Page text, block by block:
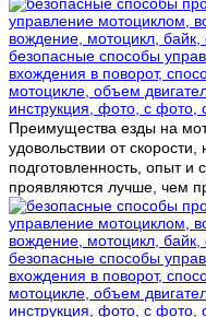
Преимущества езды на
удовольствии от скорости,
подготовленность, опыт и
проявляются лучше, чем